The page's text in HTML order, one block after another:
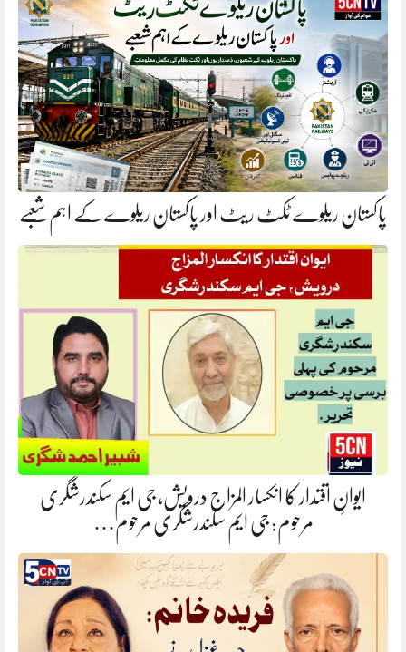
پاکستان ریلوے ٹکٹ ریٹ اور پاکستان ریلوے کے اہم شعبے
ایوانِ اقتدار کا انکسار المزاج درویش، جی ایم سکندرشگری
مرحوم: جی ایم سکندرشگری مرحوم…